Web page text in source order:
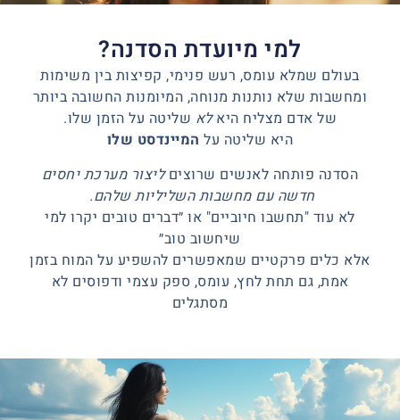
למי מיועדת הסדנה?
בעולם שמלא עומס, רעש פנימי, קפיצות בין משימות
ומחשבות שלא נותנות מנוחה, המיומנות החשובה ביותר
של אדם מצליח היאלא שליטה על הזמן שלו.
היא שליטה על המיינדסט שלו
הסדנה פותחה לאנשים שרוציםליצור מערכת יחסים
חדשה עם מחשבות השליליות שלהם.
לא עוד "תחשבו חיוביים" או ״דברים טובים יקרו למי
שיחשוב טוב״
אלא כלים פרקטיים שמאפשרים להשפיע על המוח בזמן
אמת, גם תחת לחץ, עומס, ספק עצמי ודפוסים לא
מסתגלים